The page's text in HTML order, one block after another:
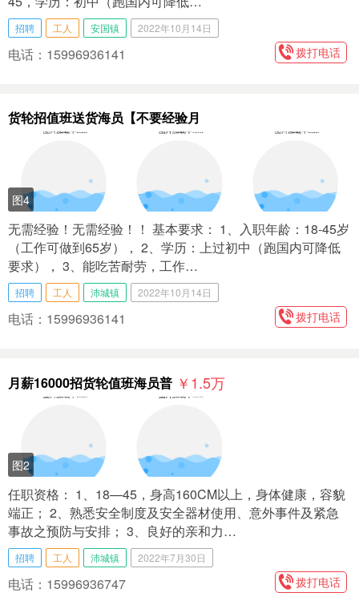
招聘 工人 安国镇 2022年10月14日
电话：15996936141 拨打电话
货轮招值班送货海员【不要经验月
图4
无需经验！无需经验！！ 基本要求： 1、入职年龄：18-45岁
（工作可做到65岁）， 2、学历：上过初中（跑国内可降低
要求）， 3、能吃苦耐劳，工作…
招聘 工人 沛城镇 2022年10月14日
电话：15996936141 拨打电话
月薪16000招货轮值班海员普 ￥1.5万
图2
任职资格： 1、18—45，身高160CM以上，身体健康，容貌
端正； 2、熟悉安全制度及安全器材使用、意外事件及紧急
事故之预防与安排； 3、良好的亲和力…
招聘 工人 沛城镇 2022年7月30日
电话：15996936747 拨打电话